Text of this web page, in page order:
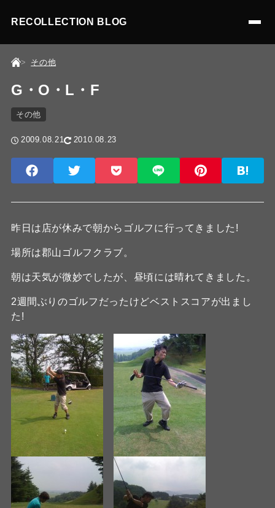
RECOLLECTION BLOG
その他
G・O・L・F
その他
2009.08.21 2010.08.23
昨日は店が休みで朝からゴルフに行ってきました!
場所は郡山ゴルフクラブ。
朝は天気が微妙でしたが、昼頃には晴れてきました。
2週間ぶりのゴルフだったけどベストスコアが出まし
た!